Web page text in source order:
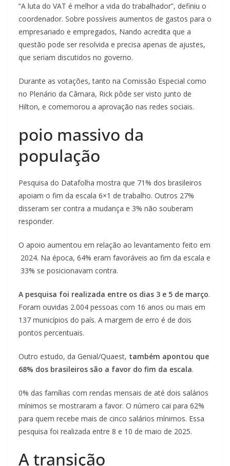
“A luta do VAT é melhor a vida do trabalhador”, definiu o
coordenador. Sobre possíveis aumentos de gastos para o
empresariado e empregados, Nando acredita que a
questão pode ser resolvida e precisa apenas de ajustes,
que seriam discutidos no governo.
Durante as votações, tanto na Comissão Especial como
no Plenário da Câmara, Rick pôde ser visto junto de
Hilton, e comemorou a aprovação nas redes sociais.
poio massivo da
população
Pesquisa do Datafolha mostra que 71% dos brasileiros
apoiam o fim da escala 6×1 de trabalho. Outros 27%
disseram ser contra a mudança e 3% não souberam
responder.
O apoio aumentou em relação ao levantamento feito em
2024. Na época, 64% eram favoráveis ao fim da escala e
33% se posicionavam contra.
A pesquisa foi realizada entre os dias 3 e 5 de março.
Foram ouvidas 2.004 pessoas com 16 anos ou mais em
137 municípios do país. A margem de erro é de dois
pontos percentuais.
Outro estudo, da Genial/Quaest, também apontou que
68% dos brasileiros são a favor do fim da escala.
0% das famílias com rendas mensais de até dois salários
mínimos se mostraram a favor. O número cai para 62%
para quem recebe mais de cinco salários mínimos. Essa
pesquisa foi realizada entre 8 e 10 de maio de 2025.
A transição